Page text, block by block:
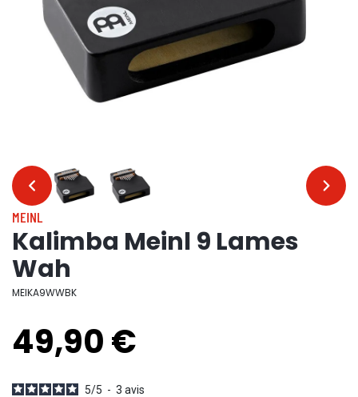
… …
MEINL
Kalimba Meinl 9 Lames
Wah
MEIKA9WWBK
49,90 €
5/5 - 3 avis